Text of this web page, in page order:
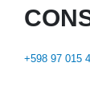
+598 97 015